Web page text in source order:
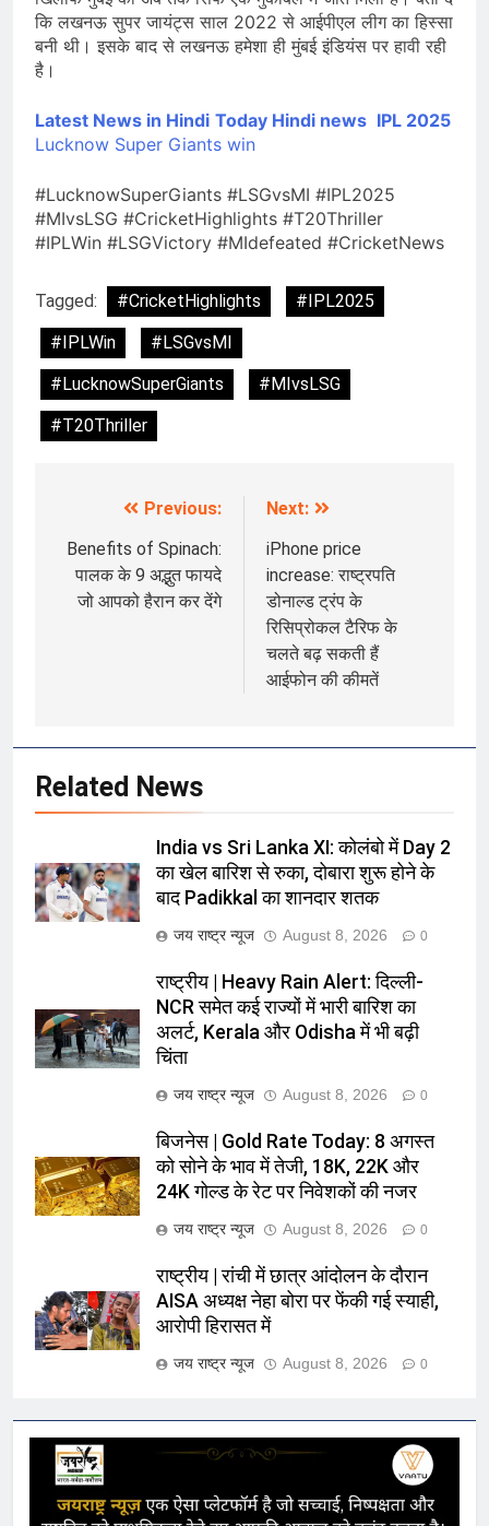
कि लखनऊ सुपर जायंट्स साल 2022 से आईपीएल लीग का हिस्सा
बनी थी। इसके बाद से लखनऊ हमेशा ही मुंबई इंडियंस पर हावी रही
है।
Latest News in Hindi Today Hindi news IPL 2025
Lucknow Super Giants win
#LucknowSuperGiants #LSGvsMI #IPL2025
#MIvsLSG #CricketHighlights #T20Thriller
#IPLWin #LSGVictory #MIdefeated #CricketNews
Tagged: #CricketHighlights
#IPL2025
#IPLWin
#LSGvsMI
#LucknowSuperGiants
#MIvsLSG
#T20Thriller
navigation
Previous:
Benefits of Spinach:
पालक के 9 अद्भुत फायदे
जो आपको हैरान कर देंगे
Next:
iPhone price
increase: राष्ट्रपति
डोनाल्ड ट्रंप के
रिसिप्रोकल टैरिफ के
चलते बढ़ सकती हैं
आईफोन की कीमतें
Related News
India vs Sri Lanka XI: कोलंबो में Day 2
का खेल बारिश से रुका, दोबारा शुरू होने के
बाद Padikkal का शानदार शतक
जय राष्ट्र न्यूज August 8, 2026 0
राष्ट्रीय | Heavy Rain Alert: दिल्ली-
NCR समेत कई राज्यों में भारी बारिश का
अलर्ट, Kerala और Odisha में भी बढ़ी
चिंता
जय राष्ट्र न्यूज August 8, 2026 0
बिजनेस | Gold Rate Today: 8 अगस्त
को सोने के भाव में तेजी, 18K, 22K और
24K गोल्ड के रेट पर निवेशकों की नजर
जय राष्ट्र न्यूज August 8, 2026 0
राष्ट्रीय | रांची में छात्र आंदोलन के दौरान
AISA अध्यक्ष नेहा बोरा पर फेंकी गई स्याही,
आरोपी हिरासत में
जय राष्ट्र न्यूज August 8, 2026 0